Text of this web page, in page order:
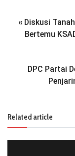
« Diskusi
Bertemu
DPC Partai
Related article